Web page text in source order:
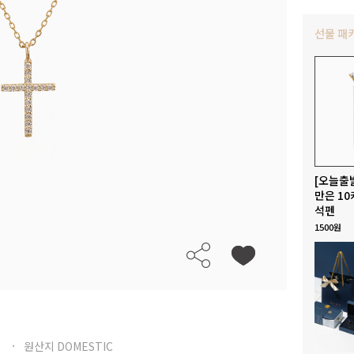
원산지 DOMESTIC
선물 패
[오늘출
만은 10
석펜
1500원